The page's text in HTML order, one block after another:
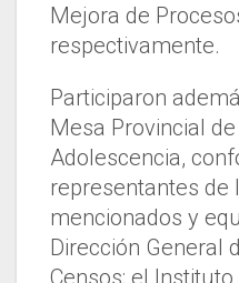
Mejora de
respectivamente.
Participaron
Mesa Provincial
Adolescencia,
representantes de
mencionados y
Dirección General
Censos; el